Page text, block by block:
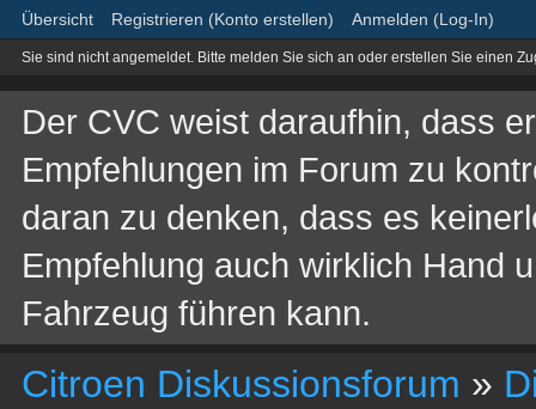
Übersicht Registrieren (Konto erstellen) Anmelden (Log-In)
Sie sind nicht angemeldet. Bitte melden Sie sich an oder erstellen Sie einen
Der CVC weist daraufhin, dass
Empfehlungen im Forum zu
daran zu denken, dass es
Empfehlung auch wirklich Hand
Fahrzeug führen kann.
Citroen Diskussionsforum »